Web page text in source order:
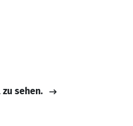
sehen.